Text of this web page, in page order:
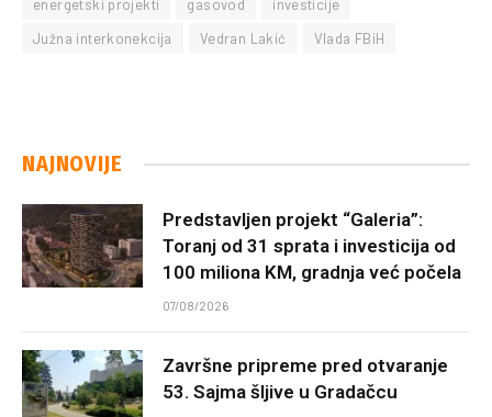
energetski projekti gasovod
investicije
Južna interkonekcija
Vedran Lakić Vlada FBiH
NAJNOVIJE
Predstavljen projekt “Galeria”:
Toranj od 31 sprata i investicija od
100 miliona KM, gradnja već počela
07/08/2026
Završne pripreme pred otvaranje
53. Sajma šljive u Gradačcu